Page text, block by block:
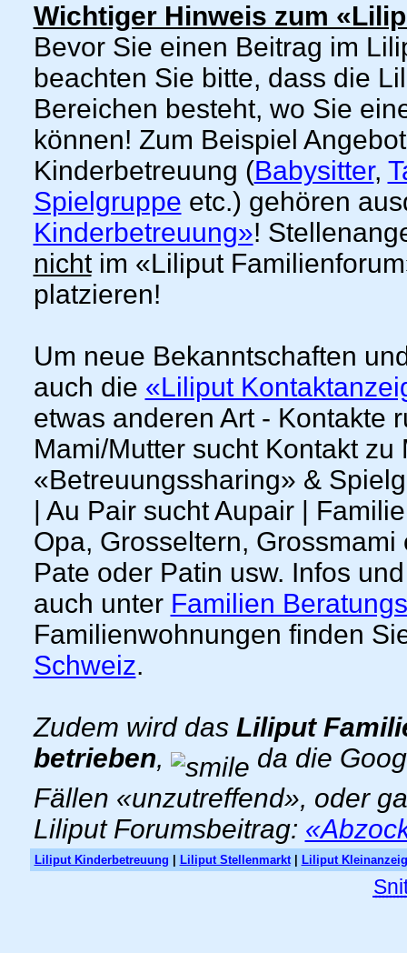
Wichtiger Hinweis zum
Bevor Sie einen Beitrag im
beachten Sie bitte, dass die
Bereichen besteht, wo Sie
können! Zum Beispiel
Kinderbetreuung (Babysitter,
Spielgruppe etc.) gehören
Kinderbetreuung»!
nichtim «Liliput
platzieren!
Um neue Bekanntschaften
auch die «Liliput
etwas anderen Art - Kontakte
Mami/Mutter sucht Kontakt
«Betreuungssharing» &
| Au Pair sucht Aupair |
Opa, Grosseltern,
Pate oder Patin usw. Infos
auch unter Familien
Familienwohnungen finden
Schweiz.
Zudem wird das Liliput
betrieben,
da die
Fällen «unzutreffend», oder
Liliput Forumsbeitrag:
Liliput Kinderbetreuung Liliput Stellenmarkt| Liliput